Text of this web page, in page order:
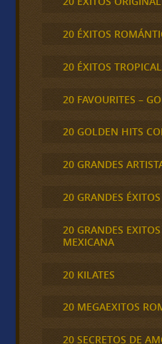
20 ÉXITOS
20 ÉXITOS
20 FAVOURITES –
20 GOLDEN HITS
20 GRANDES
20 GRANDES ÉXITOS
20 GRANDES
MEXICANA
20 KILATES
20 MEGAEXITOS
20 SECRETOS DE